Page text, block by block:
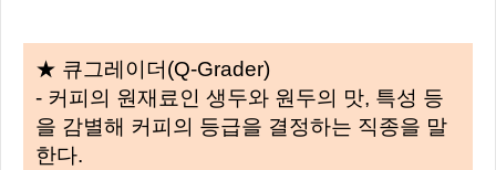
★ 큐그레이더(Q-Grader)
- 커피의 원재료인 생두와 원두의 맛, 특성 등
을 감별해 커피의 등급을 결정하는 직종을 말
한다.